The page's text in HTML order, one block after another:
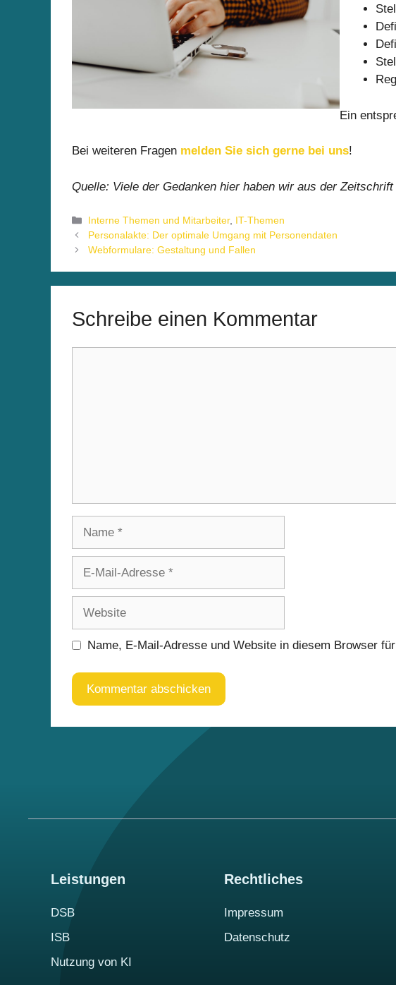
Ein
Bei weiteren Fragen melden Sie sich gerne bei uns!
Quelle: Viele der Gedanken hier haben wir aus der
Kategorien
Interne Themen und Mitarbeiter, IT-Themen
Personalakte: Der optimale Umgang mit Personendaten
Webformulare: Gestaltung und Fallen
Schreibe einen Kommentar
Adresse
Name, E-Mail-Adresse und Website in diesem Browser
Leistungen
DSB
ISB
Nutzung von KI
Rechtliches
Impressum
Datenschutz